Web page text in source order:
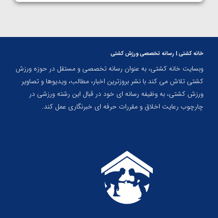
خانه کشتی | رسانه تخصصی ورزش کشتی
وبسایت خانه کشتی، به عنوان رسانه تخصصی و مستقل در حوزه ورزش
کشتی تلاش می کند با نشر بروزترین اخبار، مطالب، ویدیوها و تصاویر
ورزش کشتی، به وظیفه رسانه ای خود در قبال این رشته ورزشی در
چارچوب رعایت اخلاق و مقررات حرفه ای خبرنگاری عمل کند.